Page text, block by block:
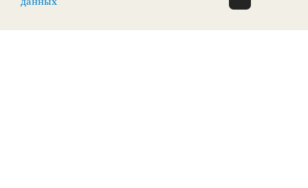
Завтра: 11:00 — 19:00